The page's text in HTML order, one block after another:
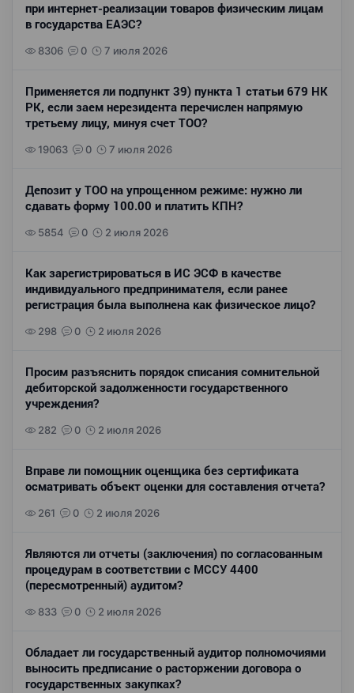
при интернет-реализации товаров физическим лицам
в государства ЕАЭС?
8306 0 7 июля 2026
Применяется ли подпункт 39) пункта 1 статьи 679 НК
РК, если заем нерезидента перечислен напрямую
третьему лицу, минуя счет ТОО?
19063 0 7 июля 2026
Депозит у ТОО на упрощенном режиме: нужно ли
сдавать форму 100.00 и платить КПН?
5854 0 2 июля 2026
Как зарегистрироваться в ИС ЭСФ в качестве
индивидуального предпринимателя, если ранее
регистрация была выполнена как физическое лицо?
298 0 2 июля 2026
Просим разъяснить порядок списания сомнительной
дебиторской задолженности государственного
учреждения?
282 0 2 июля 2026
Вправе ли помощник оценщика без сертификата
осматривать объект оценки для составления отчета?
261 0 2 июля 2026
Являются ли отчеты (заключения) по согласованным
процедурам в соответствии с МССУ 4400
(пересмотренный) аудитом?
833 0 2 июля 2026
Обладает ли государственный аудитор полномочиями
выносить предписание о расторжении договора о
государственных закупках?